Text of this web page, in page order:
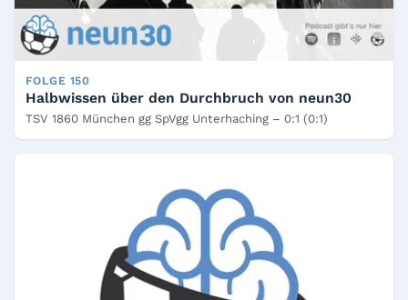
FOLGE 150
Halbwissen über den Durchbruch von neun30
TSV 1860 München gg SpVgg Unterhaching – 0:1 (0:1)